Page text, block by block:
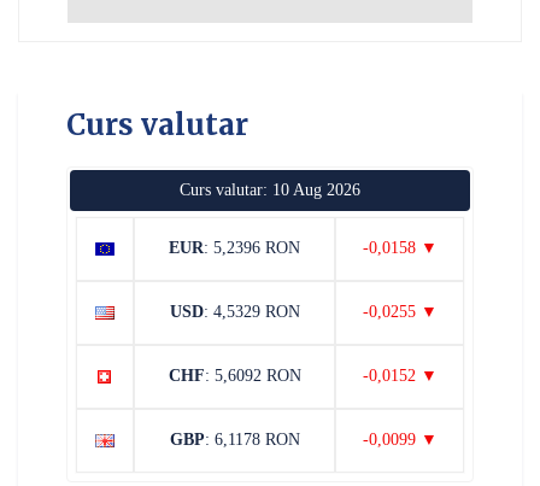
Curs valutar
Curs valutar: 10 Aug 2026
EUR: 5,2396 RON -0,0158 ▼
USD: 4,5329 RON -0,0255 ▼
CHF: 5,6092 RON -0,0152 ▼
GBP: 6,1178 RON -0,0099 ▼